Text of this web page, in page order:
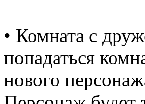
• Комната с
попадаться
нового